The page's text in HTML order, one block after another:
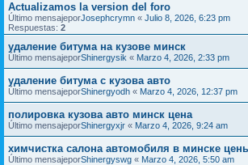
Actualizamos la version del foro
Último mensajeporJosephcrymn « Julio 8, 2026, 6:23 pm
Respuestas: 2
удаление битума на кузове минск
Último mensajeporShinergysik « Marzo 4, 2026, 2:33 pm
удаление битума с кузова авто
Último mensajeporShinergyodh « Marzo 4, 2026, 12:37 pm
полировка кузова авто минск цена
Último mensajeporShinergyxjr « Marzo 4, 2026, 9:24 am
химчистка салона автомобиля в минске
Último mensajeporShinergyswg « Marzo 4, 2026, 5:50 am